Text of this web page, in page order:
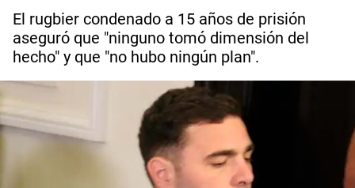
El rugbier condenado a 15 años de prisión
aseguró que "ninguno tomó dimensión del
hecho" y que "no hubo ningún plan".